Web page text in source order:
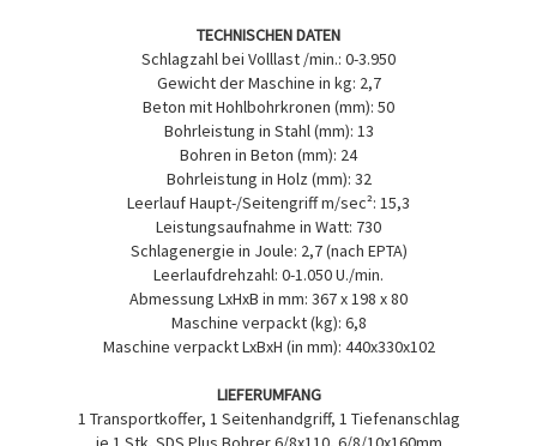
TECHNISCHEN DATEN
Schlagzahl bei Volllast /min.: 0-3.950
Gewicht der Maschine in kg: 2,7
Beton mit Hohlbohrkronen (mm): 50
Bohrleistung in Stahl (mm): 13
Bohren in Beton (mm): 24
Bohrleistung in Holz (mm): 32
Leerlauf Haupt-/Seitengriff m/sec²: 15,3
Leistungsaufnahme in Watt: 730
Schlagenergie in Joule: 2,7 (nach EPTA)
Leerlaufdrehzahl: 0-1.050 U./min.
Abmessung LxHxB in mm: 367 x 198 x 80
Maschine verpackt (kg): 6,8
Maschine verpackt LxBxH (in mm): 440x330x102
LIEFERUMFANG
1 Transportkoffer, 1 Seitenhandgriff, 1 Tiefenanschlag